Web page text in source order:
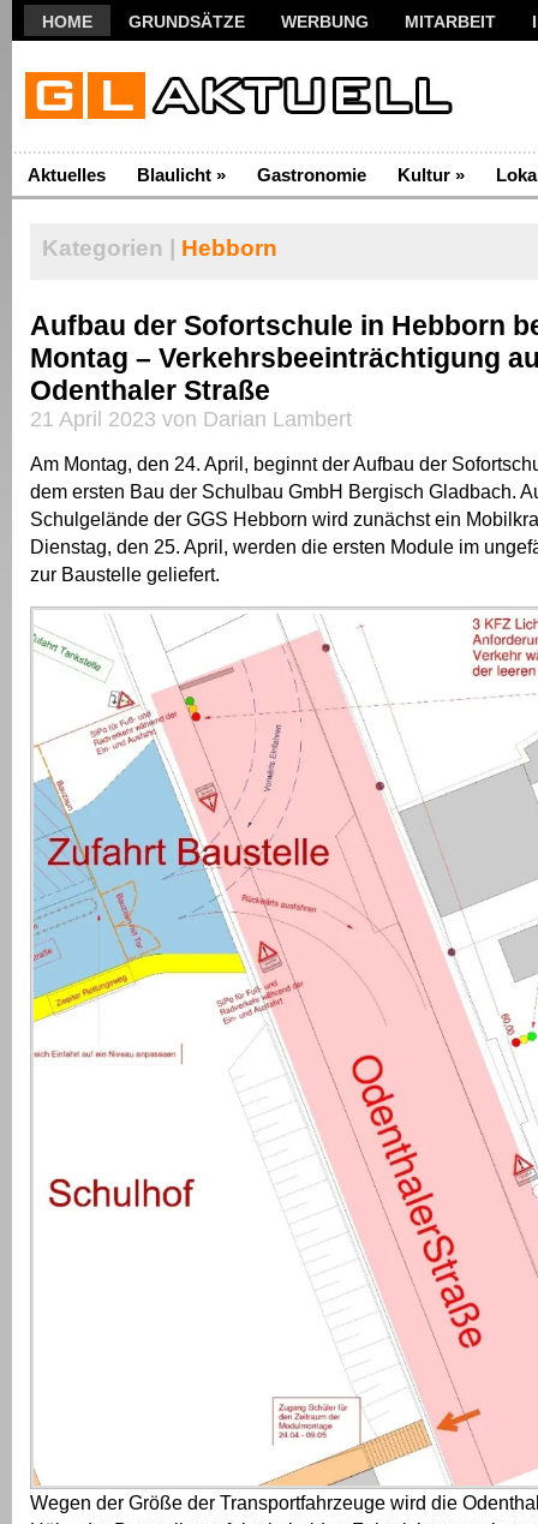
HOME GRUNDSÄTZE WERBUNG MITARBEIT
Aktuelles Blaulicht » Gastronomie Kultur »
Kategorien | Hebborn
Aufbau der Sofortschule in Hebborn
Montag – Verkehrsbeeinträchtigung
Odenthaler Straße
21 April 2023 von Darian Lambert
Am Montag, den 24. April, beginnt der Aufbau der
dem ersten Bau der Schulbau GmbH Bergisch Gladbach.
Schulgelände der GGS Hebborn wird zunächst ein
Dienstag, den 25. April, werden die ersten Module im
zur Baustelle geliefert.
Wegen der Größe der Transportfahrzeuge wird die